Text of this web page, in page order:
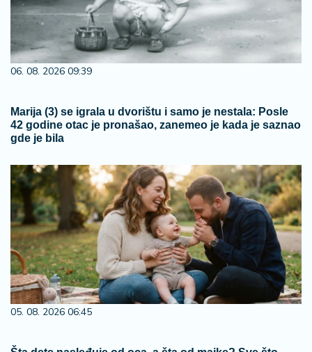
06. 08. 2026 09:39
Marija (3) se igrala u dvorištu i samo je nestala: Posle
42 godine otac je pronašao, zanemeo je kada je saznao
gde je bila
05. 08. 2026 06:45